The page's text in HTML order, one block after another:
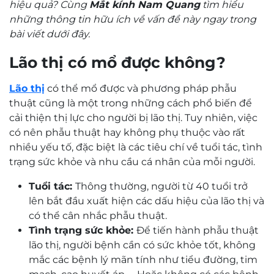
hiệu quả? Cùng Mắt kính Nam Quangtìm hiểu
những thông tin hữu ích về vấn đề này ngay trong
bài viết dưới đây.
Lão thị có mổ được không?
Lão thị có thể mổ được và phương pháp phẫu
thuật cũng là một trong những cách phổ biến để
cải thiện thị lực cho người bị lão thị. Tuy nhiên, việc
có nên phẫu thuật hay không phụ thuộc vào rất
nhiều yếu tố, đặc biệt là các tiêu chí về tuổi tác, tình
trạng sức khỏe và nhu cầu cá nhân của mỗi người.
Tuổi tác: Thông thường, người từ 40 tuổi trở
lên bắt đầu xuất hiện các dấu hiệu của lão thị và
có thể cân nhắc phẫu thuật.
Tình trạng sức khỏe: Để tiến hành phẫu thuật
lão thị, người bệnh cần có sức khỏe tốt, không
mắc các bệnh lý mãn tính như tiểu đường, tim